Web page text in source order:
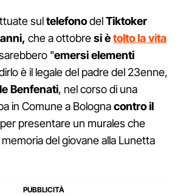
sultelefonodelTiktoker
che a ottobresi ètolto la vita
"emersielementi
è il legale del padre del 23enne,
Benfenati, nel corso di una
in Comune a Bolognacontro il
presentare un murales che
del giovane alla Lunetta